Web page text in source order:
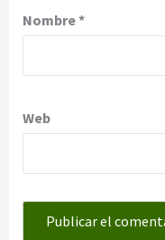
Nombre*
Web